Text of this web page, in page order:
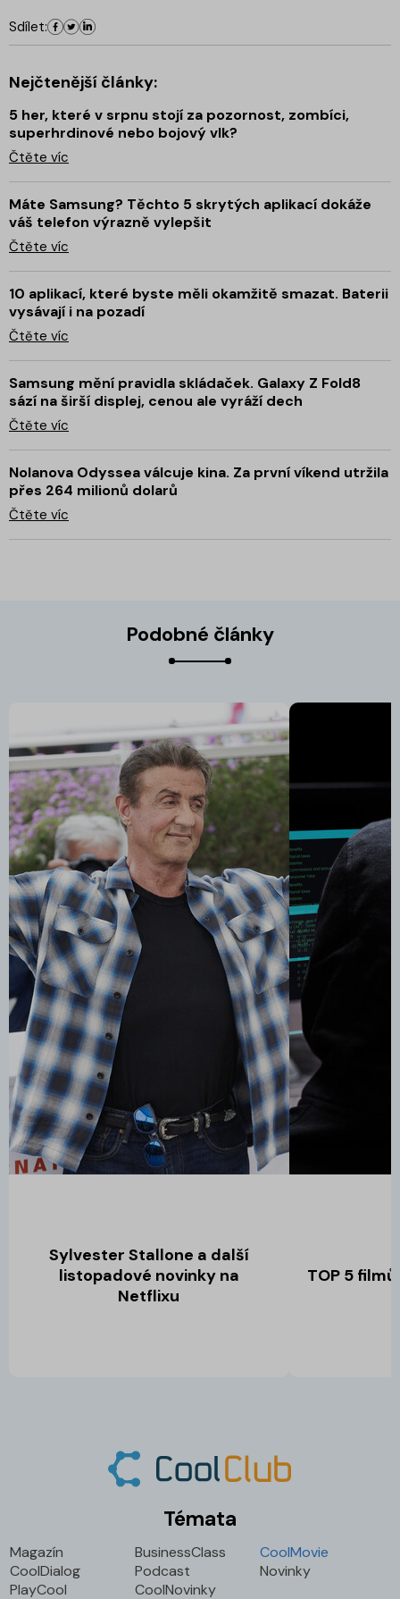
Sdílet:
Nejčtenější články:
5 her, které v srpnu stojí za pozornost, zombíci,
superhrdinové nebo bojový vlk?
Čtěte víc
Máte Samsung? Těchto 5 skrytých aplikací dokáže
váš telefon výrazně vylepšit
Čtěte víc
10 aplikací, které byste měli okamžitě smazat. Baterii
vysávají i na pozadí
Čtěte víc
Samsung mění pravidla skládaček. Galaxy Z Fold8
sází na širší displej, cenou ale vyráží dech
Čtěte víc
Nolanova Odyssea válcuje kina. Za první víkend utržila
přes 264 milionů dolarů
Čtěte víc
Podobné články
Sylvester Stallone a další
listopadové novinky na
Netflixu
TOP 5
Témata
Magazín BusinessClass
CoolMovie
CoolDialog
Podcast
Novinky
PlayCool
CoolNovinky